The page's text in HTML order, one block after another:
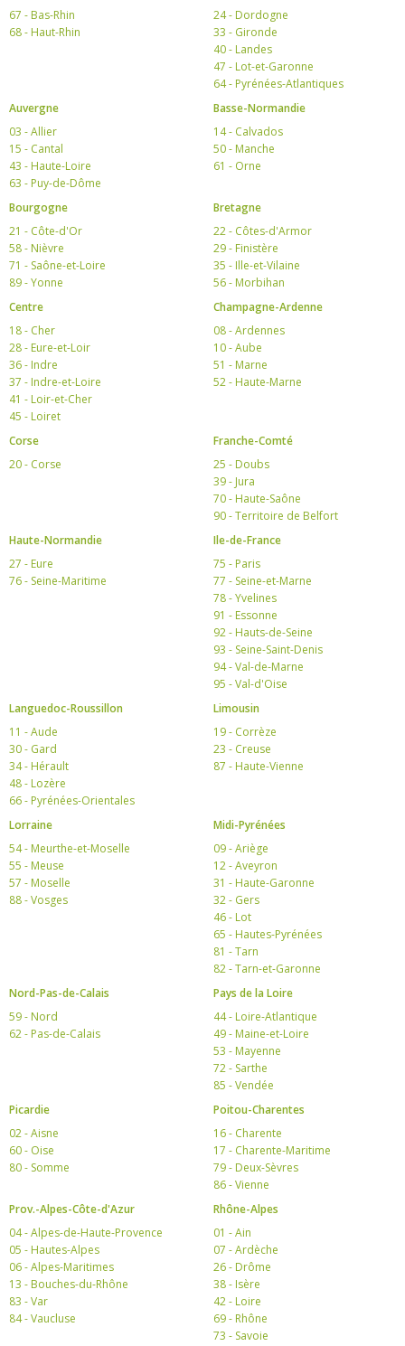
67 - Bas-Rhin
68 - Haut-Rhin
24 - Dordogne
33 - Gironde
40 - Landes
47 - Lot-et-Garonne
64 - Pyrénées-Atlantiques
Auvergne
03 - Allier
15 - Cantal
43 - Haute-Loire
63 - Puy-de-Dôme
Basse-Normandie
14 - Calvados
50 - Manche
61 - Orne
Bourgogne
21 - Côte-d'Or
58 - Nièvre
71 - Saône-et-Loire
89 - Yonne
Bretagne
22 - Côtes-d'Armor
29 - Finistère
35 - Ille-et-Vilaine
56 - Morbihan
Centre
18 - Cher
28 - Eure-et-Loir
36 - Indre
37 - Indre-et-Loire
41 - Loir-et-Cher
45 - Loiret
Champagne-Ardenne
08 - Ardennes
10 - Aube
51 - Marne
52 - Haute-Marne
Corse
20 - Corse
Franche-Comté
25 - Doubs
39 - Jura
70 - Haute-Saône
90 - Territoire de Belfort
Haute-Normandie
27 - Eure
76 - Seine-Maritime
Ile-de-France
75 - Paris
77 - Seine-et-Marne
78 - Yvelines
91 - Essonne
92 - Hauts-de-Seine
93 - Seine-Saint-Denis
94 - Val-de-Marne
95 - Val-d'Oise
Languedoc-Roussillon
11 - Aude
30 - Gard
34 - Hérault
48 - Lozère
66 - Pyrénées-Orientales
Limousin
19 - Corrèze
23 - Creuse
87 - Haute-Vienne
Lorraine
54 - Meurthe-et-Moselle
55 - Meuse
57 - Moselle
88 - Vosges
Midi-Pyrénées
09 - Ariège
12 - Aveyron
31 - Haute-Garonne
32 - Gers
46 - Lot
65 - Hautes-Pyrénées
81 - Tarn
82 - Tarn-et-Garonne
Nord-Pas-de-Calais
59 - Nord
62 - Pas-de-Calais
Pays de la Loire
44 - Loire-Atlantique
49 - Maine-et-Loire
53 - Mayenne
72 - Sarthe
85 - Vendée
Picardie
02 - Aisne
60 - Oise
80 - Somme
Poitou-Charentes
16 - Charente
17 - Charente-Maritime
79 - Deux-Sèvres
86 - Vienne
Prov.-Alpes-Côte-d'Azur
04 - Alpes-de-Haute-Provence
05 - Hautes-Alpes
06 - Alpes-Maritimes
13 - Bouches-du-Rhône
83 - Var
84 - Vaucluse
Rhône-Alpes
01 - Ain
07 - Ardèche
26 - Drôme
38 - Isère
42 - Loire
69 - Rhône
73 - Savoie